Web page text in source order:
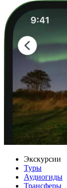
Экскурсии
Туры
Аудиогиды
Трансферы